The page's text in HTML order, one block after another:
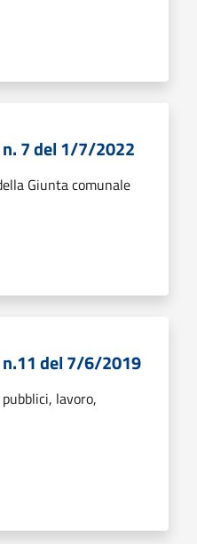
7 del 1/7/2022
Giunta comunale
n.11 del 7/6/2019
lavoro,